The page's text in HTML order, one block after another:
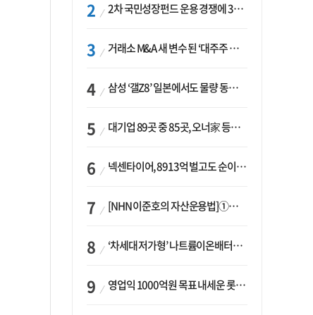
2차 국민성장펀드 운용 경쟁에 33개사 몰렸다…신한·하나 등 새 얼굴 대거 합류
거래소 M&A 새 변수 된 ‘대주주 심사’…네이버·두나무 결합도 영향권
삼성 ‘갤Z8’ 일본에서도 물량 동났다…애플 참전 앞두고 선두 수성 ‘시험대’
대기업 89곳 중 85곳, 오너家 등기임원 겸직…BS 46곳·SM 45곳 ‘족벌경영’ 고착화
넥센타이어, 8913억 벌고도 순이익 2억…유럽 세부담에 이익 증발
[NHN 이준호의 자산운용법]①이니시오·JLC ‘부동산’-JLC파트너스 ‘투자’…“부동산 담보대출로 투자재원 확보”
‘차세대 저가형’ 나트륨이온배터리 시대 오나…LG화학·에코프로, 상용화 속도낸다
영업익 1000억원 목표 내세운 롯데마트…하반기 ‘오카도’ 시험대